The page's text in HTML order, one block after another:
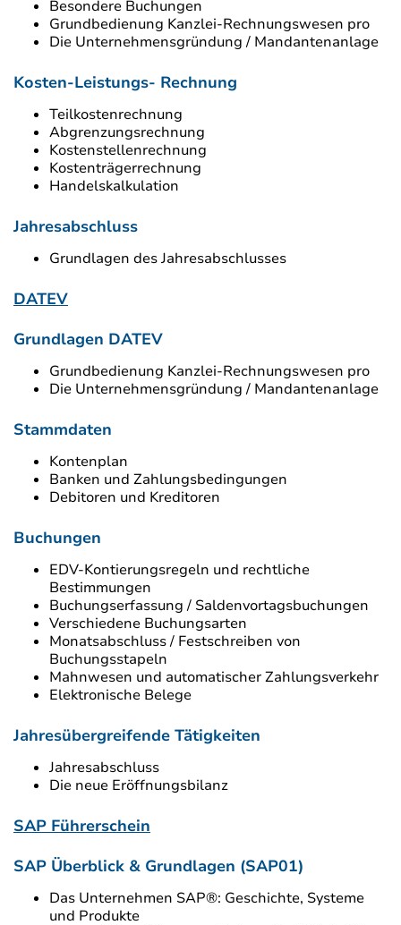
Besondere Buchungen
Grundbedienung Kanzlei-Rechnungswesen pro
Die Unternehmensgründung / Mandantenanlage
Kosten-Leistungs- Rechnung
Teilkostenrechnung
Abgrenzungsrechnung
Kostenstellenrechnung
Kostenträgerrechnung
Handelskalkulation
Jahresabschluss
Grundlagen des Jahresabschlusses
DATEV
Grundlagen DATEV
Grundbedienung Kanzlei-Rechnungswesen pro
Die Unternehmensgründung / Mandantenanlage
Stammdaten
Kontenplan
Banken und Zahlungsbedingungen
Debitoren und Kreditoren
Buchungen
EDV-Kontierungsregeln und rechtliche
Bestimmungen
Buchungserfassung / Saldenvortagsbuchungen
Verschiedene Buchungsarten
Monatsabschluss / Festschreiben von
Buchungsstapeln
Mahnwesen und automatischer Zahlungsverkehr
Elektronische Belege
Jahresübergreifende Tätigkeiten
Jahresabschluss
Die neue Eröffnungsbilanz
SAP Führerschein
SAP Überblick & Grundlagen (SAP01)
Das Unternehmen SAP®: Geschichte, Systeme
und Produkte